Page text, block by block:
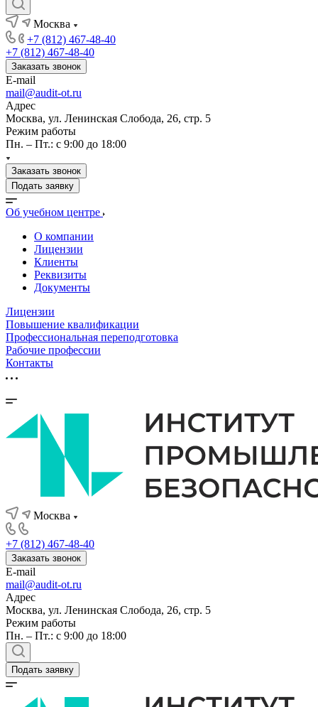
Москва
+7 (812) 467-48-40
+7 (812) 467-48-40
Заказать звонок
E-mail
mail@audit-ot.ru
Адрес
Москва, ул. Ленинская Слобода, 26, стр. 5
Режим работы
Пн. – Пт.: с 9:00 до 18:00
Заказать звонок
Подать заявку
Об учебном центре
О компании
Лицензии
Клиенты
Реквизиты
Документы
Лицензии
Повышение квалификации
Профессиональная переподготовка
Рабочие профессии
Контакты
Москва
+7 (812) 467-48-40
Заказать звонок
E-mail
mail@audit-ot.ru
Адрес
Москва, ул. Ленинская Слобода, 26, стр. 5
Режим работы
Пн. – Пт.: с 9:00 до 18:00
Подать заявку